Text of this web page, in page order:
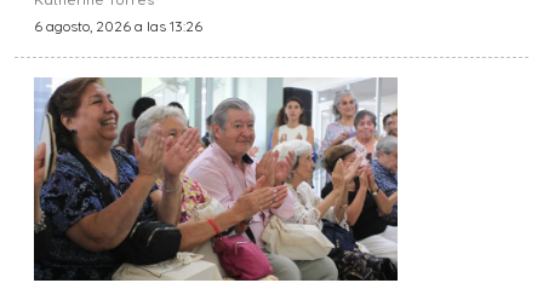
6 agosto, 2026 a las 13:26